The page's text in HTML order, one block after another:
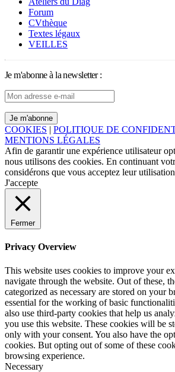
Forum
CVthèque
Textes légaux
VEILLES
Je m'abonne à la newsletter :
COOKIES | POLITIQUE DE
MENTIONS LÉGALES
Afin de garantir une expérience utilisateur
nous utilisons des cookies. En continuant
considérons que vous acceptez leur
J'accepte
Fermer
Privacy Overview
This website uses cookies to improve your
navigate through the website. Out of these,
categorized as necessary are stored on your
essential for the working of basic
also use third-party cookies that help us
you use this website. These cookies will be
only with your consent. You also have the
cookies. But opting out of some of these
browsing experience.
Necessary